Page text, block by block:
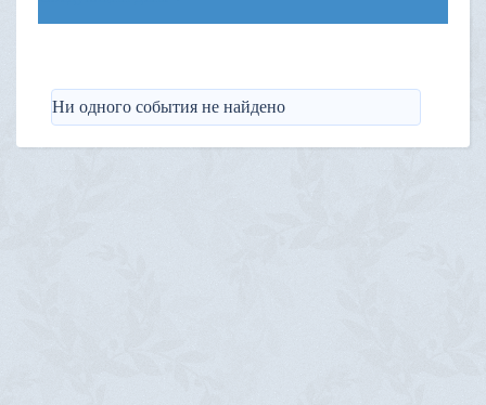
Ни одного события не найдено